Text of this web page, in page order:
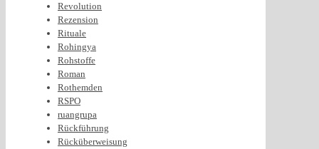
Revolution
Rezension
Rituale
Rohingya
Rohstoffe
Roman
Rothemden
RSPO
ruangrupa
Rückführung
Rücküberweisung